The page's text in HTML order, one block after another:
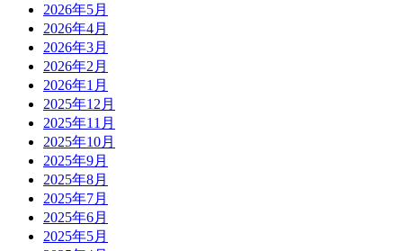
2026年5月
2026年4月
2026年3月
2026年2月
2026年1月
2025年12月
2025年11月
2025年10月
2025年9月
2025年8月
2025年7月
2025年6月
2025年5月